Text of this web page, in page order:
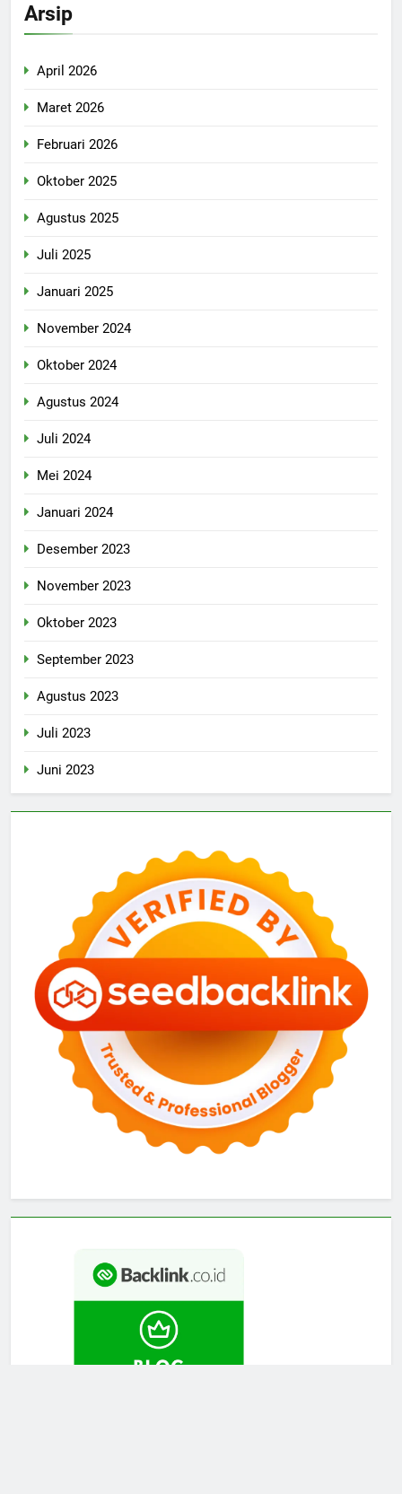
Arsip
April 2026
Maret 2026
Februari 2026
Oktober 2025
Agustus 2025
Juli 2025
Januari 2025
November 2024
Oktober 2024
Agustus 2024
Juli 2024
Mei 2024
Januari 2024
Desember 2023
November 2023
Oktober 2023
September 2023
Agustus 2023
Juli 2023
Juni 2023